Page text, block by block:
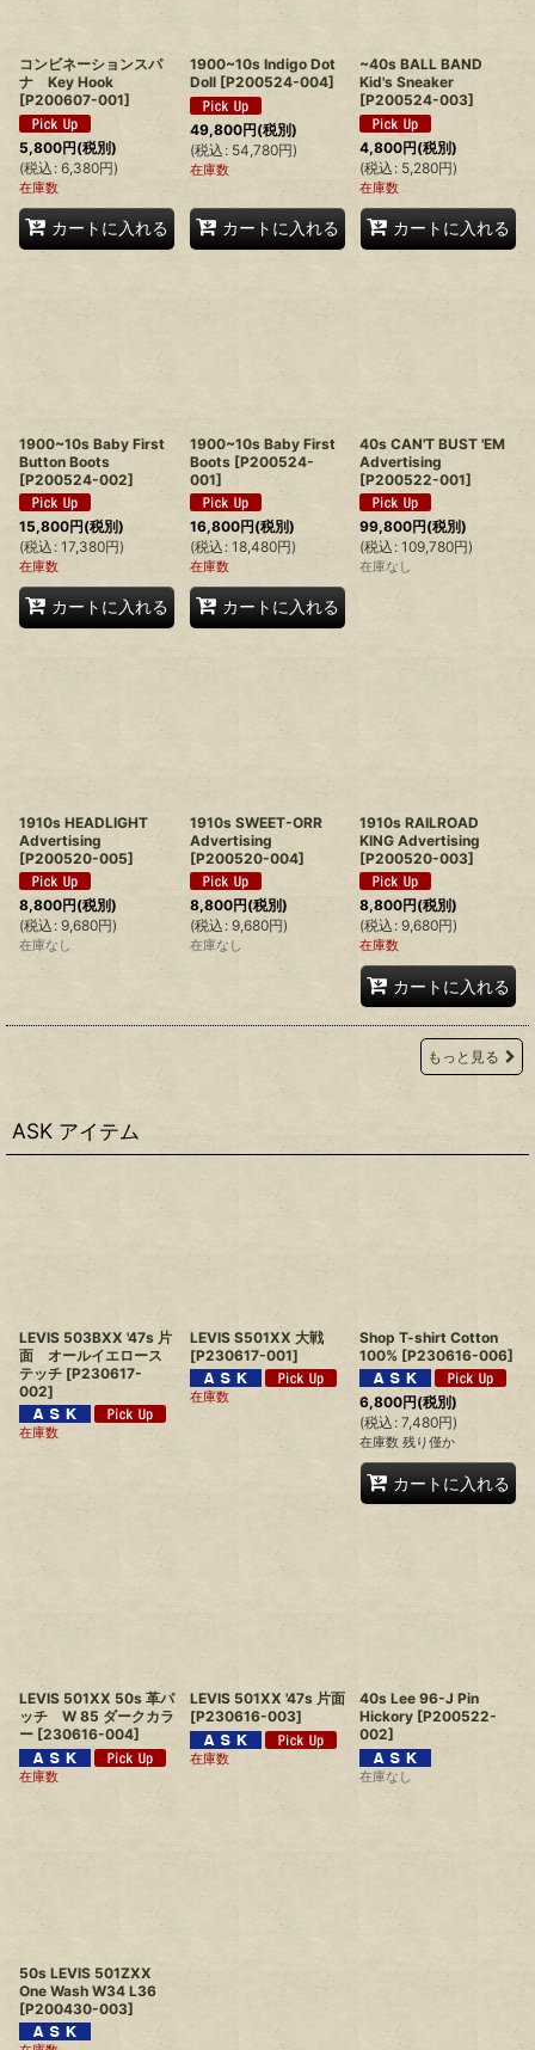
コンビネーションスパ
ナ Key Hook
[P200607-001]
5,800円(税別)
(税込 : 6,380円)
在庫数
カートに入れる
1900~10s Indigo Dot
Doll [P200524-004]
49,800円(税別)
(税込 : 54,780円)
在庫数
カートに入れる
~40s BALL BAND
Kid's Sneaker
[P200524-003]
4,800円(税別)
(税込 : 5,280円)
在庫数
カートに入れる
1900~10s Baby First
Button Boots
[P200524-002]
15,800円(税別)
(税込 : 17,380円)
在庫数
カートに入れる
1900~10s Baby First
Boots [P200524-
001]
16,800円(税別)
(税込 : 18,480円)
在庫数
カートに入れる
40s CAN'T BUST 'EM
Advertising
[P200522-001]
99,800円(税別)
(税込 : 109,780円)
在庫なし
1910s HEADLIGHT
Advertising
[P200520-005]
8,800円(税別)
(税込 : 9,680円)
在庫なし
1910s SWEET-ORR
Advertising
[P200520-004]
8,800円(税別)
(税込 : 9,680円)
在庫なし
1910s RAILROAD
KING Advertising
[P200520-003]
8,800円(税別)
(税込 : 9,680円)
在庫数
カートに入れる
もっと見る
ASK アイテム
LEVIS 503BXX '47s 片
面 オールイエロース
テッチ [P230617-
002]
在庫数
LEVIS S501XX 大戦
[P230617-001]
在庫数
Shop T-shirt Cotton
100% [P230616-006]
6,800円(税別)
(税込 : 7,480円)
在庫数 残り僅か
カートに入れる
LEVIS 501XX 50s 革パ
ッチ W 85 ダークカラ
ー [230616-004]
在庫数
LEVIS 501XX '47s 片面
[P230616-003]
在庫数
40s Lee 96-J Pin
Hickory [P200522-
002]
在庫なし
50s LEVIS 501ZXX
One Wash W34 L36
[P200430-003]